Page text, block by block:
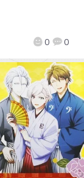
0 0